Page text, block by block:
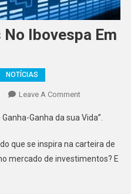
Ibovespa Em
NOTÍCIAS
Leave A CommentOn
Escolhidas
Ibovespa
Em
Ganha da sua Vida”.
que se inspira na carteira de
mercado de investimentos? E